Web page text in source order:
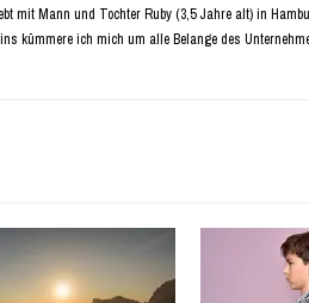
mit Mann und Tochter Ruby (3,5 Jahre alt) in
kümmere ich mich um alle Belange des